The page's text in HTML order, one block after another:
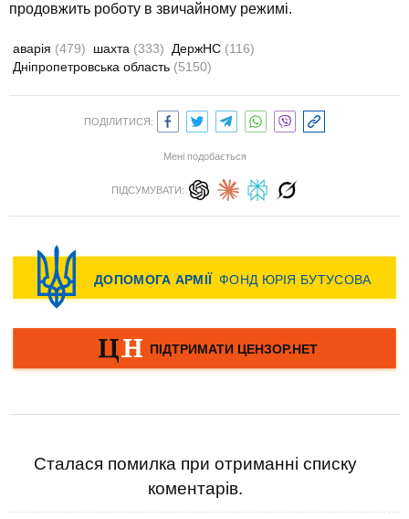
продовжить роботу в звичайному режимі.
аварія (479) шахта (333) ДержНС (116)
Дніпропетровська область (5150)
ПОДІЛИТИСЯ:
Мені подобається
ПІДСУМУВАТИ:
Сталася помилка при отриманні списку
коментарів.